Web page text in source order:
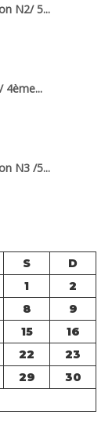
N2/ 5...
4ème...
N3 /5...
S
D
1
2
8
9
15
16
22
23
29
30